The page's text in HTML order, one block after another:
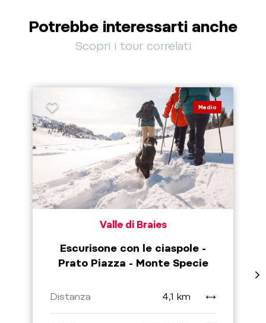
Potrebbe interessarti anche
Scopri i tour correlati
Medio
Valle di Braies
Escurisone con le ciaspole -
Prato Piazza - Monte Specie
Distanza 4,1 km